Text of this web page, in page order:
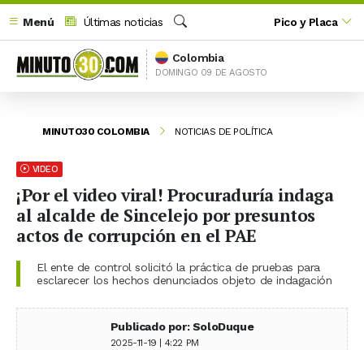
Menú
Últimas noticias
Buscar
Pico y Placa
Colombia
DOMINGO 09 DE AGOSTO
MINUTO30 COLOMBIA NOTICIAS DE POLÍTICA
VIDEO
¡Por el video viral! Procuraduría indaga
al alcalde de Sincelejo por presuntos
actos de corrupción en el PAE
El ente de control solicitó la práctica de pruebas para
esclarecer los hechos denunciados objeto de indagación
Publicado por: SoloDuque
2025-11-19 | 4:22 PM